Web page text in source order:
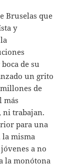
Bruselas que
y
de su
un grito
de
más
ni trabajan.
para una
misma
a no
la monótona